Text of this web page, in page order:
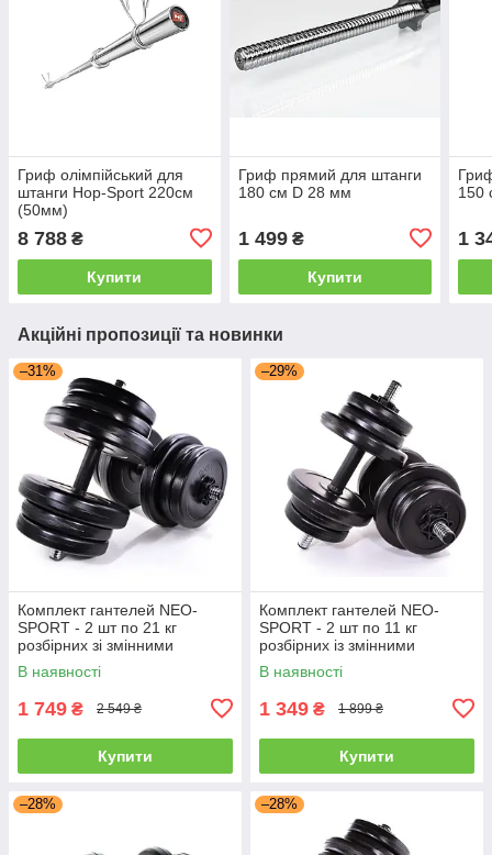
Гриф олімпійський для
штанги Hop-Sport 220см
(50мм)
8 788 ₴
Купити
Гриф прямий для штанги
180 см D 28 мм
1 499₴
Купити
150
1
Акційні пропозиції та новинки
–31%
Комплект гантелей NEO-
SPORT - 2 шт по 21 кг
розбірних зі змінними
дисками
В наявності
1 749 ₴ 2 549 ₴
Купити
–29%
Комплект гантелей NEO-
SPORT - 2 шт по 11 кг
розбірних із змінними
дисками
В наявності
1 349 ₴ 1 899 ₴
Купити
–28% –28%